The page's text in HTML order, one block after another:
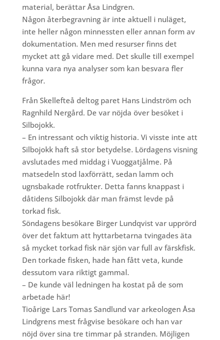
material, berättar Åsa Lindgren.
Någon återbegravning är inte aktuell i nuläget,
inte heller någon minnessten eller annan form av
dokumentation. Men med resurser finns det
mycket att gå vidare med. Det skulle till exempel
kunna vara nya analyser som kan besvara fler
frågor.
Från Skellefteå deltog paret Hans Lindström och
Ragnhild Nergård. De var nöjda över besöket i
Silbojokk.
– En intressant och viktig historia. Vi visste inte att
Silbojokk haft så stor betydelse. Lördagens visning
avslutades med middag i Vuoggatjålme. På
matsedeln stod laxförrätt, sedan lamm och
ugnsbakade rotfrukter. Detta fanns knappast i
dåtidens Silbojokk där man främst levde på
torkad fisk.
Söndagens besökare Birger Lundqvist var upprörd
över det faktum att hyttarbetarna tvingades äta
så mycket torkad fisk när sjön var full av färskfisk.
Den torkade fisken, hade han fått veta, kunde
dessutom vara riktigt gammal.
– De kunde väl ledningen ha kostat på de som
arbetade här!
Tioårige Lars Tomas Sandlund var arkeologen Åsa
Lindgrens mest frågvise besökare och han var
nöjd över sina tre timmar på stranden. Möjligen